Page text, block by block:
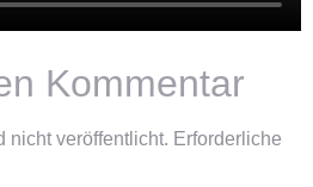
Kommentar
nicht veröffentlicht. Erforderliche